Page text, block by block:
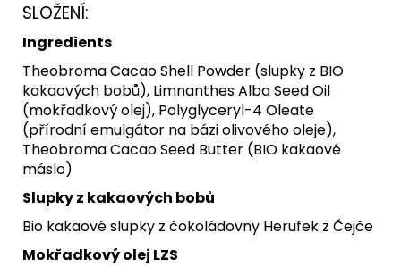
SLOŽENÍ:
Ingredients
Theobroma Cacao Shell Powder (slupky z BIO
kakaových bobů), Limnanthes Alba Seed Oil
(mokřadkový olej), Polyglyceryl-4 Oleate
(přírodní emulgátor na bázi olivového oleje),
Theobroma Cacao Seed Butter (BIO kakaové
máslo)
Slupky z kakaových bobů
Bio kakaové slupky z čokoládovny Herufek z Čejče
Mokřadkový olej LZS